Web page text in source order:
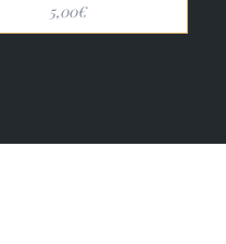
5,00€